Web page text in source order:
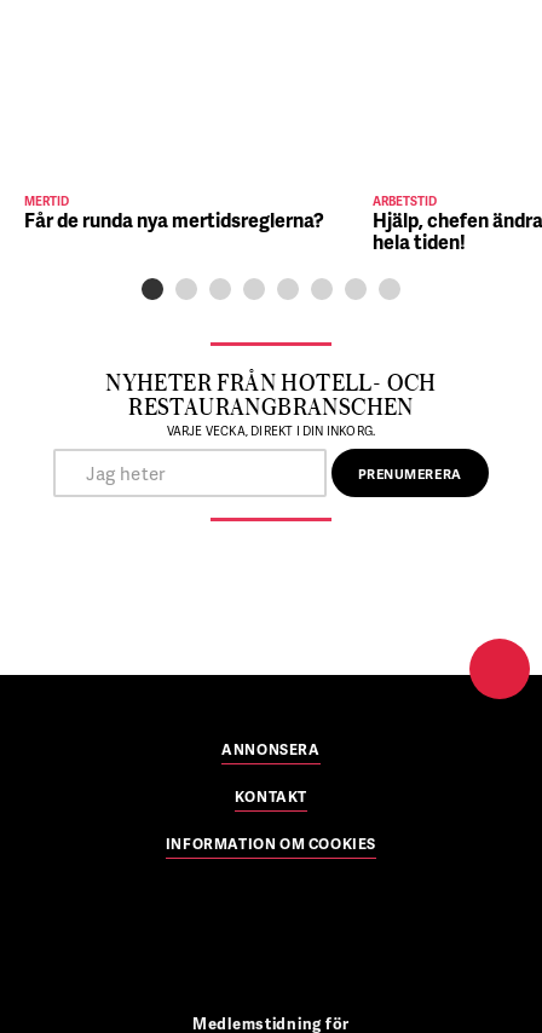
MERTID
Får de runda nya mertidsreglerna?
ARBETSTID
Hjälp, chefen
hela tiden!
NYHETER FRÅN HOTELL- OCH
RESTAURANGBRANSCHEN
VARJE VECKA, DIREKT I DIN INKORG.
ANNONSERA
KONTAKT
INFORMATION OM COOKIES
Medlemstidning för